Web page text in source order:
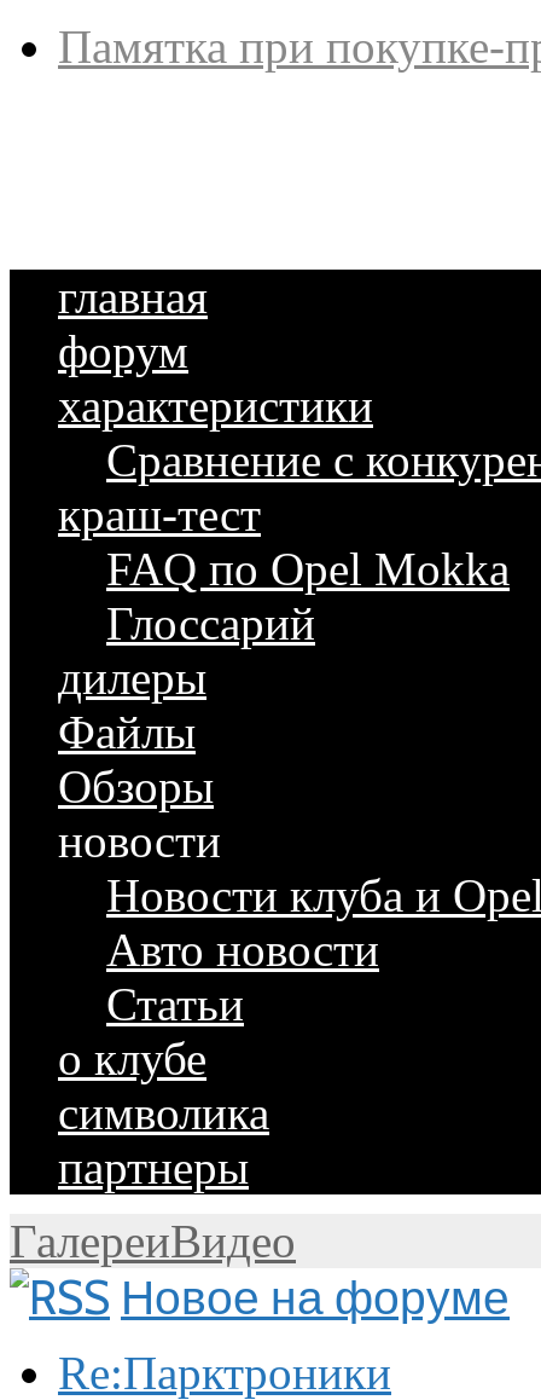
Памятка при покупке-
главная
форум
характеристики
Сравнение с
краш-тест
FAQ по Opel Mokka
Глоссарий
дилеры
Файлы
Обзоры
новости
Новости клуба и
Авто новости
Статьи
о клубе
символика
партнеры
ГалереиВидео
Новое на форуме
Re:Парктроники